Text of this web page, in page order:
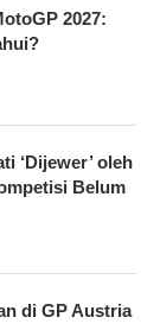
2027:
‘Dijewer’ oleh
Belum
di GP Austria